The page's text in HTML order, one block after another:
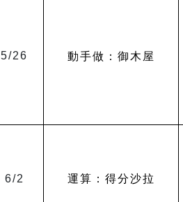
5/26 動手做：御木屋
6/2 運算：得分沙拉